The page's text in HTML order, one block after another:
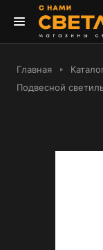
Главная
Подвесной